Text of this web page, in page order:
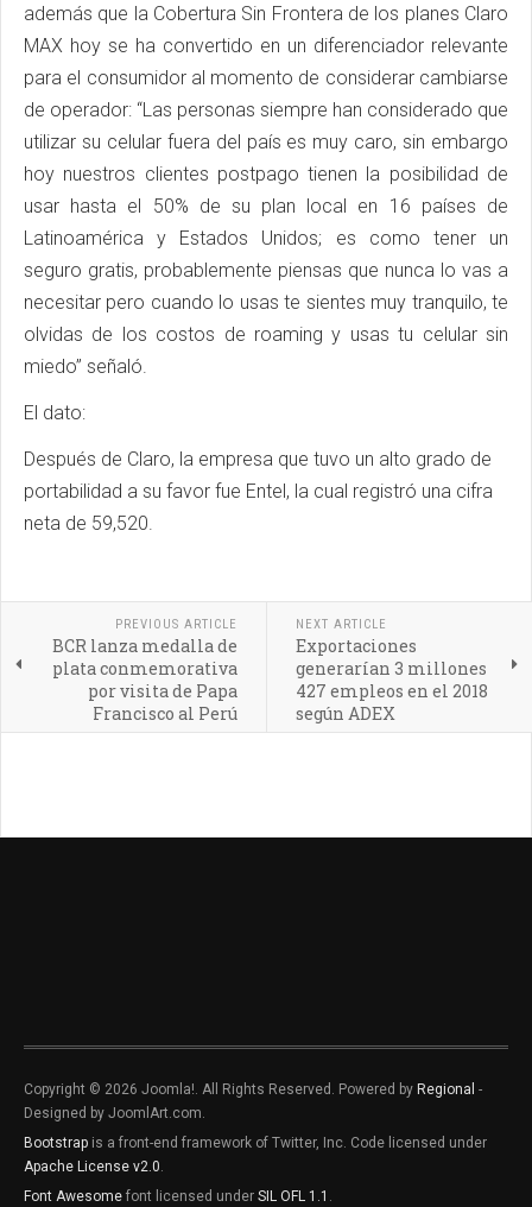
además que la Cobertura Sin Frontera de los planes Claro
MAX hoy se ha convertido en un diferenciador relevante
para el consumidor al momento de considerar cambiarse
de operador: “Las personas siempre han considerado que
utilizar su celular fuera del país es muy caro, sin embargo
hoy nuestros clientes postpago tienen la posibilidad de
usar hasta el 50% de su plan local en 16 países de
Latinoamérica y Estados Unidos; es como tener un
seguro gratis, probablemente piensas que nunca lo vas a
necesitar pero cuando lo usas te sientes muy tranquilo, te
olvidas de los costos de roaming y usas tu celular sin
miedo” señaló.
El dato:
Después de Claro, la empresa que tuvo un alto grado de
portabilidad a su favor fue Entel, la cual registró una cifra
neta de 59,520.
PREVIOUS ARTICLE
BCR lanza medalla de
plata conmemorativa
por visita de Papa
Francisco al Perú
NEXT ARTICLE
Exportaciones
generarían 3 millones
427 empleos en el 2018
según ADEX
Copyright © 2026 Joomla!. All Rights Reserved. Powered by Regional -
Designed by JoomlArt.com.
Bootstrap is a front-end framework of Twitter, Inc. Code licensed under
Apache License v2.0
Font Awesome font licensed under SIL OFL 1.1